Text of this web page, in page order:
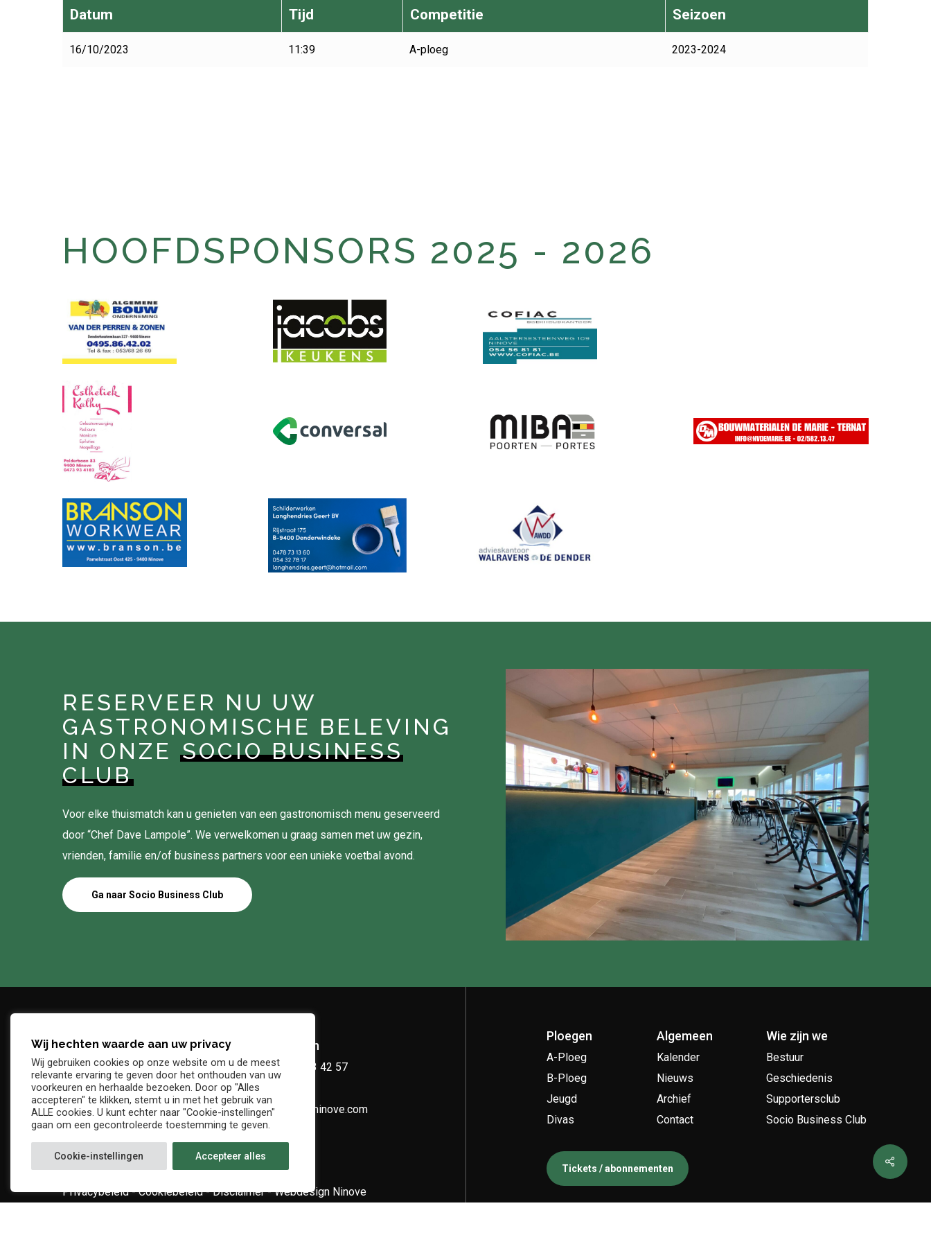
Datum Tijd Competitie Seizoen
16/10/2023 11:39 A-ploeg 2023-2024
HOOFDSPONSORS 2025 - 2026
RESERVEER NU UW
GASTRONOMISCHE BELEVING
IN ONZESOCIO BUSINESS
CLUB
Voor elke thuismatch kan u genieten van een gastronomisch menu geserveerd
door “Chef Dave Lampole”. We verwelkomen u graag samen met uw gezin,
vrienden, familie en/of business partners voor een unieke voetbal avond.
Ga naar Socio Business Club
Adres
Denderstraat, z/n
9402 Ninove
Telefoon
+32 54 33 42 57
info@kvkninove.com
Privacybeleid-Cookiebeleid-Disclaimer-Webdesign Ninove
Ploegen
A-Ploeg
B-Ploeg
Jeugd
Divas
Algemeen
Kalender
Nieuws
Archief
Contact
Wie zijn we
Bestuur
Geschiedenis
Supportersclub
Socio Business Club
Tickets / abonnementen
Wij hechten waarde aan uw privacy
Wij gebruiken cookies op onze website om u de meest
relevante ervaring te geven door het onthouden van uw
voorkeuren en herhaalde bezoeken. Door op "Alles
accepteren" te klikken, stemt u in met het gebruik van
ALLE cookies. U kunt echter naar "Cookie-instellingen"
gaan om een gecontroleerde toestemming te geven.
Cookie-instellingen Accepteer alles